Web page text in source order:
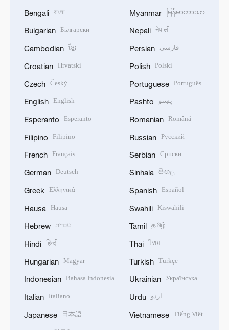
Bengali বাংলা
Bulgarian Български
Cambodian ខ្មែរ
Croatian Hrvatski
Czech Český
English English
Esperanto Esperanto
Filipino Filipino
French Français
German Deutsch
Greek Ελληνικά
Hausa Hausa
Hebrew עברית
Hindi हिन्दी
Hungarian Magyar
Indonesian Bahasa Indonesia
Italian Italiano
Japanese 日本語
Myanmar မြန်မာဘာသာ
Nepali नेपाली
Persian فارسی
Polish Polski
Portuguese Português
Pashto پښتو
Romanian Română
Russian Русский
Serbian Српски
Sinhala සිංහල
Spanish Español
Swahili Kiswahili
Tamil தமிழ்
Thai ไทย
Turkish Türkçe
Ukrainian Українська
Urdu اردو
Vietnamese Tiếng Việt